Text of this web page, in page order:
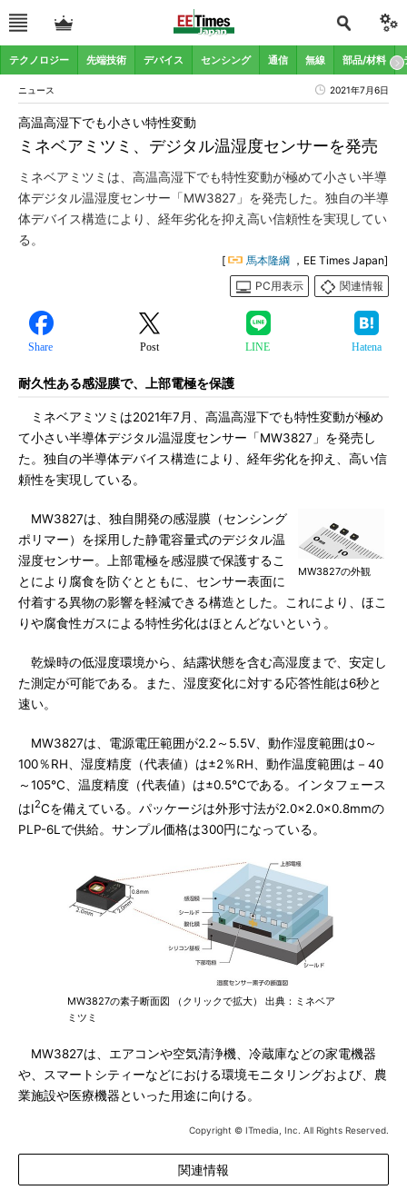
テクノロジー 先端技術 デバイス センシング 通信 無線 部品/材料
ニュース 2021年7月6日
ミネベアミツミ、デジタル温湿度センサーを発売
高温高湿下でも小さい特性変動
ミネベアミツミは、高温高湿下でも特性変動が極めて小さい半導
体デジタル温湿度センサー「MW3827」を発売した。独自の半導
体デバイス構造により、経年劣化を抑え高い信頼性を実現してい
る。
[ 馬本隆綱 ，EE Times Japan]
PC用表示
関連情報
Share Post LINE Hatena
耐久性ある感湿膜で、上部電極を保護
ミネベアミツミは2021年7月、高温高湿下でも特性変動が極め
て小さい半導体デジタル温湿度センサー「MW3827」を発売し
た。独自の半導体デバイス構造により、経年劣化を抑え、高い信
頼性を実現している。
MW3827の外観
MW3827は、独自開発の感湿膜（センシング
ポリマー）を採用した静電容量式のデジタル温
湿度センサー。上部電極を感湿膜で保護するこ
とにより腐食を防ぐとともに、センサー表面に
付着する異物の影響を軽減できる構造とした。これにより、ほこ
りや腐食性ガスによる特性劣化はほとんどないという。
乾燥時の低湿度環境から、結露状態を含む高湿度まで、安定し
た測定が可能である。また、湿度変化に対する応答性能は6秒と
速い。
MW3827は、電源電圧範囲が2.2～5.5V、動作湿度範囲は0～
100％RH、湿度精度（代表値）は±2％RH、動作温度範囲は－40
～105℃、温度精度（代表値）は±0.5℃である。インタフェース
はI2Cを備えている。パッケージは外形寸法が2.0×2.0×0.8mmの
PLP-6Lで供給。サンプル価格は300円になっている。
MW3827の素子断面図 （クリックで拡大） 出典：ミネベア
ミツミ
MW3827は、エアコンや空気清浄機、冷蔵庫などの家電機器
や、スマートシティーなどにおける環境モニタリングおよび、農
業施設や医療機器といった用途に向ける。
Copyright © ITmedia, Inc. All Rights Reserved.
関連情報